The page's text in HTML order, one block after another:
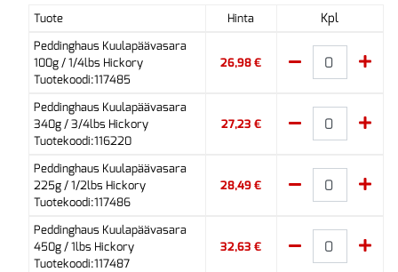
Tuote Hinta Kpl
Peddinghaus Kuulapäävasara
100g / 1/4lbs Hickory
Tuotekoodi:117485
26,98 €
Peddinghaus Kuulapäävasara
340g / 3/4lbs Hickory
Tuotekoodi:116220
27,23 €
Peddinghaus Kuulapäävasara
225g / 1/2lbs Hickory
Tuotekoodi:117486
28,49 €
Peddinghaus Kuulapäävasara
450g / 1lbs Hickory
Tuotekoodi:117487
32,63 €